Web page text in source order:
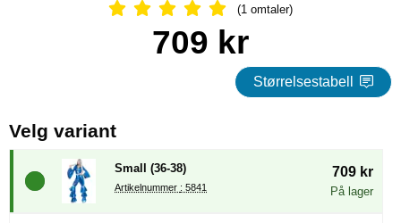
Vurdering: 5 Stjerne, Gå til alle
(1 omtaler)
Handle dette produktet, 70-talls Dancing Queen Kostyme
pris
709 kr
Størrelsestabell
Velg variant, (å velge en ny radioknapp vil
Small (36-38)
Artikelnummer : 5841
709 kr
På lager